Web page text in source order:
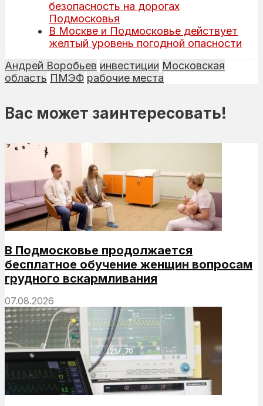
безопасность на дорогах
Подмосковья
В Москве и Подмосковье действует
желтый уровень погодной опасности
Андрей Воробьев инвестиции Московская
область ПМЭФ рабочие места
Вас может заинтересовать!
В Подмосковье продолжается
бесплатное обучение женщин вопросам
грудного вскармливания
07.08.2026